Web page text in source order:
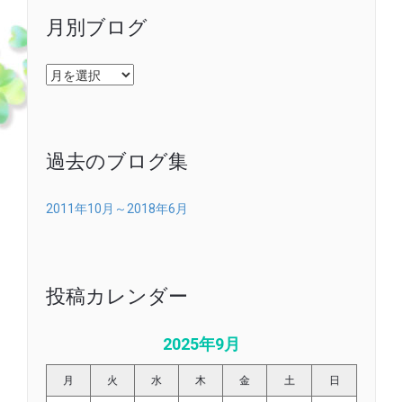
月別ブログ
月
別
過去のブログ集
2011年10月～2018年6月
投稿カレンダー
2025年9月
月 火 水 木 金 土 日